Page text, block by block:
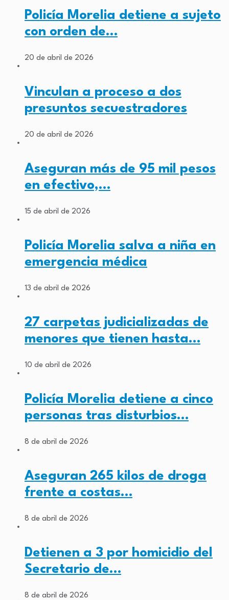
Policía Morelia detiene a sujeto
con orden de…
20 de abril de 2026
Vinculan a proceso a dos
presuntos secuestradores
20 de abril de 2026
Aseguran más de 95 mil pesos
en efectivo,…
15 de abril de 2026
Policía Morelia salva a niña en
emergencia médica
13 de abril de 2026
27 carpetas judicializadas de
menores que tienen hasta…
10 de abril de 2026
Policía Morelia detiene a cinco
personas tras disturbios…
8 de abril de 2026
Aseguran 265 kilos de droga
frente a costas…
8 de abril de 2026
Detienen a 3 por homicidio del
Secretario de…
8 de abril de 2026